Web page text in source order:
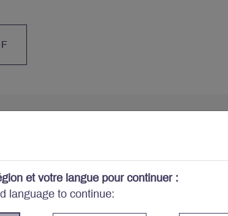
et votre langue pour continuer :
language to continue:
vous
et aux autres publications de Letko